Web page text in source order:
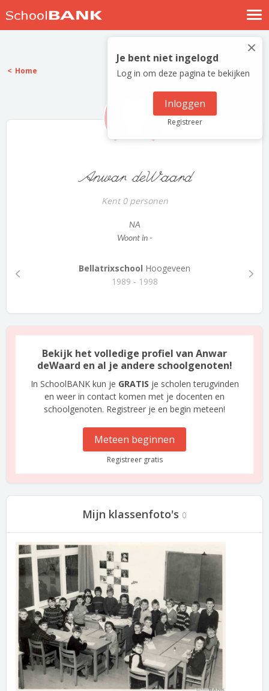
Nostalgische verhalen
Log in
Meld je gratis aan
×
Je bent niet ingelogd
Log in om deze pagina te bekijken
Inloggen
Registreer
Home
Anwar deWaard
Kent 0 personen
NA
Woont in -
Bellatrixschool Hoogeveen
1989 - 1998
Bekijk het volledige profiel van Anwar
deWaard en al je andere schoolgenoten!
In SchoolBANK kun je GRATIS je scholen terugvinden
en weer in contact komen met je docenten en
schoolgenoten. Registreer je en begin meteen!
Meteen beginnen
Registreer gratis
Mijn klassenfoto's 0